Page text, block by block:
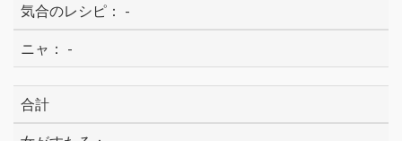
-
-
合計